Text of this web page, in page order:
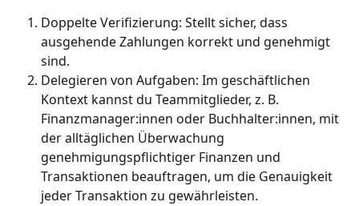
Doppelte Verifizierung: Stellt sicher, dass
ausgehende Zahlungen korrekt und genehmigt
sind.
Delegieren von Aufgaben: Im geschäftlichen
Kontext kannst du Teammitglieder, z. B.
Finanzmanager:innen oder Buchhalter:innen, mit
der alltäglichen Überwachung
genehmigungspflichtiger Finanzen und
Transaktionen beauftragen, um die Genauigkeit
jeder Transaktion zu gewährleisten.